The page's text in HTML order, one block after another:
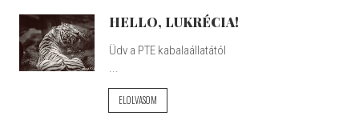
HELLO, LUKRÉCIA!
Üdv a PTE kabalaállatától
...
ELOLVASOM